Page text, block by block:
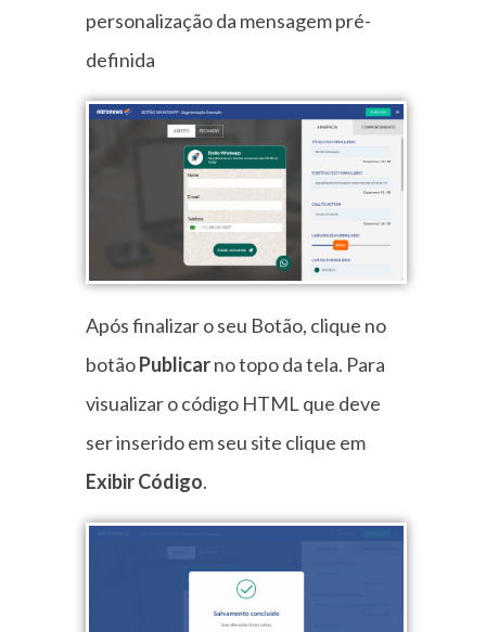
personalização da mensagem pré-
definida
Após finalizar o seu Botão, clique no
botãoPublicarno topo da tela. Para
visualizar o código HTML que deve
ser inserido em seu site clique em
Exibir Código.